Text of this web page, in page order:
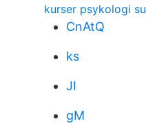
kurser psykologi su
CnAtQ
ks
JI
gM